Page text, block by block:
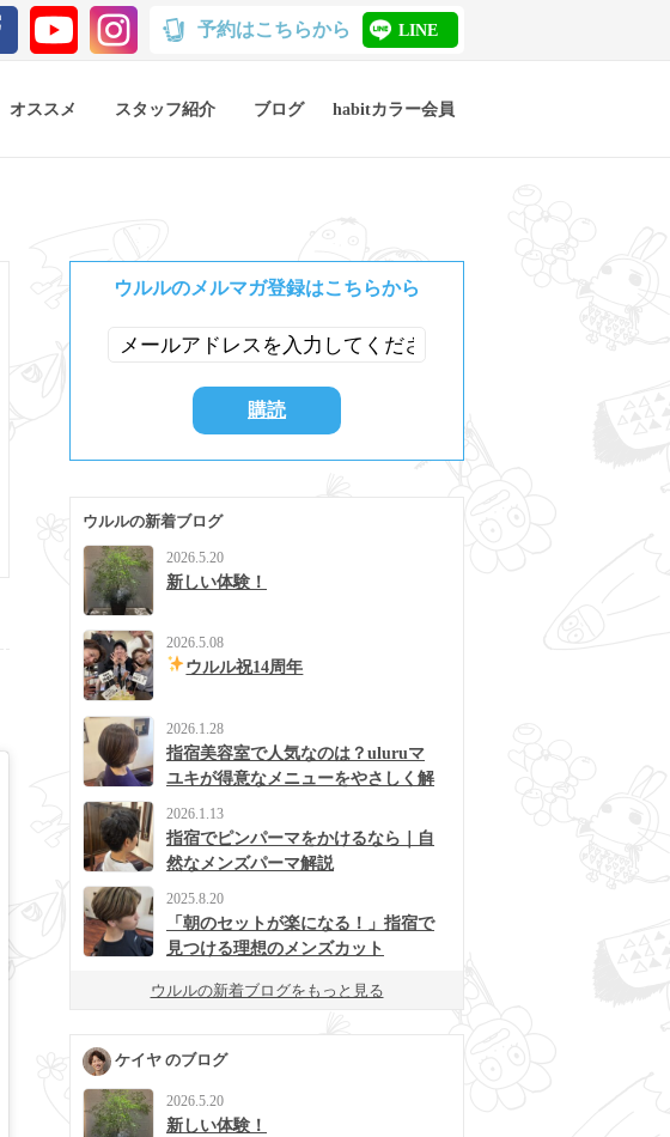
予約はこちらから LINE
オススメ スタッフ紹介 ブログ habitカラー会員
ウルルのメルマガ登録はこちらから
ウルルの新着ブログ
2026.5.20
新しい体験！
2026.5.08
ウルル祝14周年
2026.1.28
指宿美容室で人気なのは？uluruマ
ユキが得意なメニューをやさしく解
2026.1.13
指宿でピンパーマをかけるなら｜自
然なメンズパーマ解説
2025.8.20
「朝のセットが楽になる！」指宿で
見つける理想のメンズカット
ウルルの新着ブログをもっと見る
ケイヤ のブログ
2026.5.20
新しい体験！